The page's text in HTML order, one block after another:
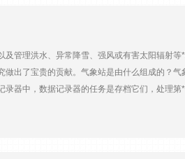
器累加每个测量间隔(扫描速率)内的脉冲数，
口Micro SD 卡和 CS I/O端口集于一身，经济
监测设备的信息,请联系我们
管理洪水、异常降雪、强风或有害太阳辐射
出了宝贵的贡献。气象站是由什么组成的？
器中，数据记录器的任务是存档它们，处理
算的。该站由数据传输系统完成，通过调制解